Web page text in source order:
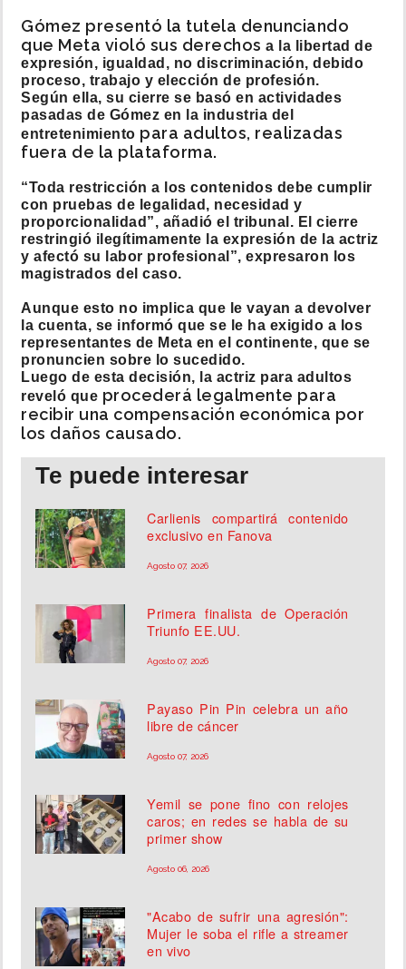
Gómez presentó la tutela denunciando
que Meta violó sus derechos a la libertad de
expresión, igualdad, no discriminación, debido
proceso, trabajo y elección de profesión.
Según ella, su cierre se basó en actividades
pasadas de Gómez en la industria del
entretenimiento para adultos, realizadas
fuera de la plataforma.
“Toda restricción a los contenidos debe cumplir
con pruebas de legalidad, necesidad y
proporcionalidad”, añadió el tribunal. El cierre
restringió ilegítimamente la expresión de la actriz
y afectó su labor profesional”, expresaron los
magistrados del caso.
Aunque esto no implica que le vayan a devolver
la cuenta, se informó que se le ha exigido a los
representantes de Meta en el continente, que se
pronuncien sobre lo sucedido.
Luego de esta decisión, la actriz para adultos
reveló que procederá legalmente para
recibir una compensación económica por
los daños causado.
Te puede interesar
Carlienis compartirá contenido
exclusivo en Fanova
Agosto 07, 2026
Primera finalista de Operación
Triunfo EE.UU.
Agosto 07, 2026
Payaso Pin Pin celebra un año
libre de cáncer
Agosto 07, 2026
Yemil se pone fino con relojes
caros; en redes se habla de su
primer show
Agosto 06, 2026
"Acabo de sufrir una agresión":
Mujer le soba el rifle a streamer
en vivo